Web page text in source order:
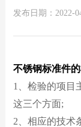
发布日期：2022-
不锈钢标准件的
1、检验的项目
这三个方面;
2、相应的技术